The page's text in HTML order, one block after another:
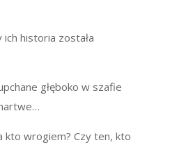
historia została
głęboko w szafie
wrogiem? Czy ten, kto